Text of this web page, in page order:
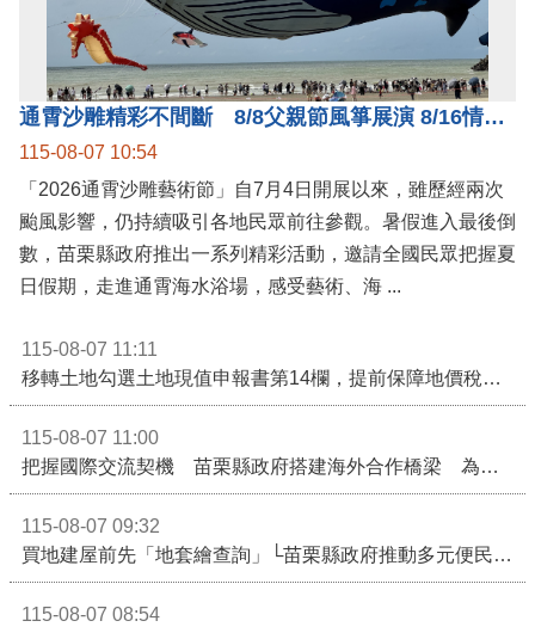
通霄沙雕精彩不間斷 8/8父親節風箏展演 8/16情人節66對浪漫挑戰送好禮
115-08-07 10:54
「2026通霄沙雕藝術節」自7月4日開展以來，雖歷經兩次
颱風影響，仍持續吸引各地民眾前往參觀。暑假進入最後倒
數，苗栗縣政府推出一系列精彩活動，邀請全國民眾把握夏
日假期，走進通霄海水浴場，感受藝術、海 ...
115-08-07 11:11
移轉土地勾選土地現值申報書第14欄，提前保障地價稅節稅權益
115-08-07 11:00
把握國際交流契機 苗栗縣政府搭建海外合作橋梁 為在地產業爭取更多國際市場機會
115-08-07 09:32
買地建屋前先「地套繪查詢」└苗栗縣政府推動多元便民諮詢服務
115-08-07 08:54